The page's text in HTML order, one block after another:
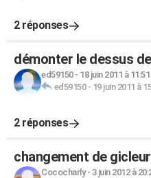
2 réponses
démonter le dessus
ed59150- 18 juin 2011 à 11:51
ed59150- 19 juin 2011 à
2 réponses
changement de
Cococharly- 3 juin 2012 à